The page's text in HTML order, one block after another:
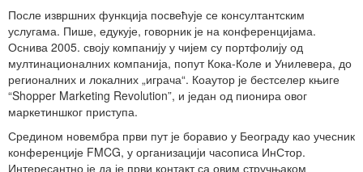
После извршних функција посвећује се консултантским
услугама. Пише, едукује, говорник је на конференцијама.
Оснива 2005. своју компанију у чијем су портфолију од
мултинационалних компанија, попут Кока-Коле и Унилевера, до
регионалних и локалних „играча“. Коаутор је бестселер књиге
“Shopper Marketing Revolution”, и један од пионира овог
маркетиншког приступа.
Средином новембра први пут је боравио у Београду као учесник
конференције FMCG, у организацији часописа ИнСтор.
Интересантно је да је први контакт са овим стручњаком